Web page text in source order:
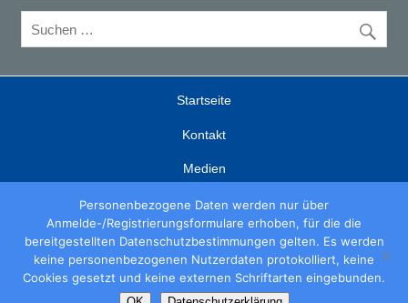
Startseite
Kontakt
Medien
Fortbildungen
edupool
Spielfilmliste
Personenbezogene Daten werden nur über
Anmelde-/Registrierungsformulare erhoben, für die die
bereitgestellten Datenschutzbestimmungen gelten. Es werden
keine personenbezogenen Nutzerdaten protokolliert, keine
Cookies gesetzt und keine externen Schriftarten eingebunden.